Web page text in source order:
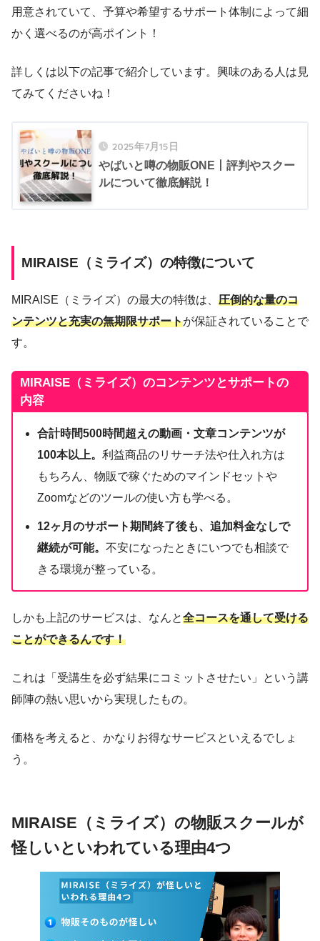
用意されていて、予算や希望するサポート体制によって細
かく選べるのが高ポイント！
詳しくは以下の記事で紹介しています。興味のある人は見
てみてくださいね！
2025年7月15日
やばいと噂の物販ONE丨評判やスクー
ルについて徹底解説！
MIRAISE（ミライズ）の特徴について
MIRAISE（ミライズ）の最大の特徴は、 圧倒的な量のコ
ンテンツと充実の無期限サポートが保証されていることで
す。
MIRAISE（ミライズ）のコンテンツとサポートの
内容
合計時間500時間超えの動画・文章コンテンツが
100本以上。利益商品のリサーチ法や仕入れ方は
もちろん、物販で稼ぐためのマインドセットや
Zoomなどのツールの使い方も学べる。
12ヶ月のサポート期間終了後も、追加料金なしで
継続が可能。不安になったときにいつでも相談で
きる環境が整っている。
しかも上記のサービスは、なんと全コースを通して受ける
ことができるんです！
これは「受講生を必ず結果にコミットさせたい」という講
師陣の熱い思いから実現したもの。
価格を考えると、かなりお得なサービスといえるでしょ
う。
MIRAISE（ミライズ）の物販スクールが
怪しいといわれている理由4つ